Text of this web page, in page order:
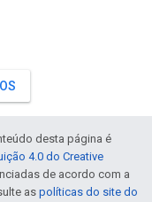
desta página é
4.0 do Creative
de acordo com a
aspolíticas do site do